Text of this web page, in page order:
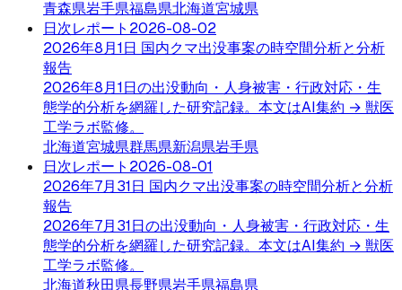
青森県岩手県福島県北海道宮城県
日次レポート 2026-08-02
2026年8月1日 国内クマ出没事案の時空間分析と分析
報告
2026年8月1日の出没動向・人身被害・行政対応・生
態学的分析を網羅した研究記録。本文はAI集約 → 獣医
工学ラボ監修。
北海道宮城県群馬県新潟県岩手県
日次レポート 2026-08-01
2026年7月31日 国内クマ出没事案の時空間分析と分析
報告
2026年7月31日の出没動向・人身被害・行政対応・生
態学的分析を網羅した研究記録。本文はAI集約 → 獣医
工学ラボ監修。
北海道秋田県長野県岩手県福島県